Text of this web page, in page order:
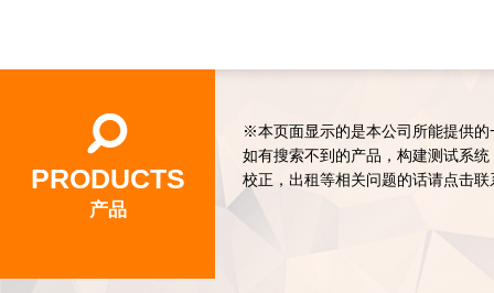
PRODUCTS
产品
※本页面显示的是本公司所能提供的
如有搜索不到的产品，构建测试系
校正，出租等相关问题的话请点击联